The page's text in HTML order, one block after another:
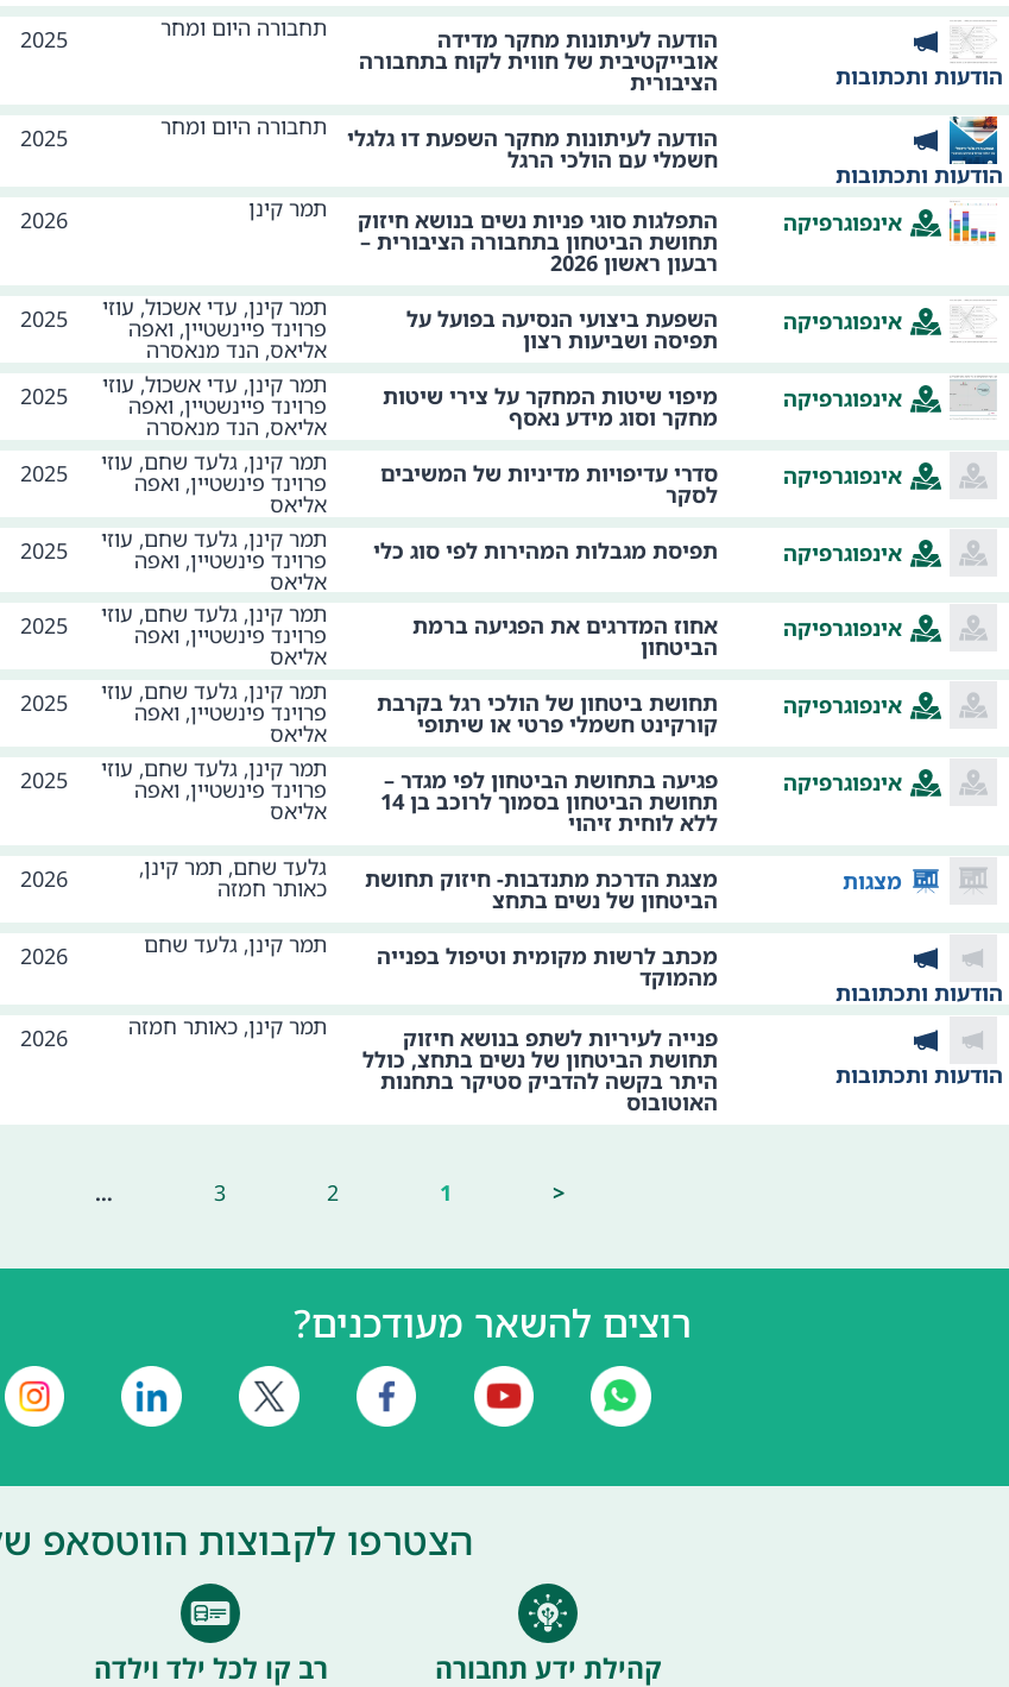
הודעות ותכתובות
הודעה לעיתונות מחקר מדידה
אובייקטיבית של חווית לקוח בתחבורה
הציבורית
תחבורה היום ומחר 2025
הודעות ותכתובות
הודעה לעיתונות מחקר השפעת דו גלגלי
חשמלי עם הולכי הרגל
תחבורה היום ומחר 2025
אינפוגרפיקה התפלגות סוגי פניות נשים בנושא חיזוק
תחושת הביטחון בתחבורה הציבורית –
רבעון ראשון 2026
תמר קינן 2026
אינפוגרפיקה השפעת ביצועי הנסיעה בפועל על
תפיסה ושביעות רצון
תמר קינן, עדי אשכול, עוזי
פרוינד פיינשטיין, ואפה
אליאס, הנד מנאסרה
2025
אינפוגרפיקה
מיפוי שיטות המחקר על צירי שיטות
מחקר וסוג מידע נאסף
תמר קינן, עדי אשכול, עוזי
פרוינד פיינשטיין, ואפה
אליאס, הנד מנאסרה
2025
אינפוגרפיקה
סדרי עדיפויות מדיניות של המשיבים
לסקר
תמר קינן, גלעד שחם, עוזי
פרוינד פינשטיין, ואפה
אליאס
2025
אינפוגרפיקה
תפיסת מגבלות המהירות לפי סוג כלי תמר קינן, גלעד שחם, עוזי
פרוינד פינשטיין, ואפה
אליאס
2025
אינפוגרפיקה
אחוז המדרגים את הפגיעה ברמת
הביטחון
תמר קינן, גלעד שחם, עוזי
פרוינד פינשטיין, ואפה
אליאס
2025
אינפוגרפיקה
תחושת ביטחון של הולכי רגל בקרבת
קורקינט חשמלי פרטי או שיתופי
תמר קינן, גלעד שחם, עוזי
פרוינד פינשטיין, ואפה
אליאס
2025
אינפוגרפיקה
פגיעה בתחושת הביטחון לפי מגדר –
תחושת הביטחון בסמוך לרוכב בן 14
ללא לוחית זיהוי
תמר קינן, גלעד שחם, עוזי
פרוינד פינשטיין, ואפה
אליאס
2025
מצגות מצגת הדרכת מתנדבות- חיזוק תחושת
הביטחון של נשים בתחצ
גלעד שחם, תמר קינן,
כאותר חמזה 2026
הודעות ותכתובות
מכתב לרשות מקומית וטיפול בפנייה
מהמוקד
תמר קינן, גלעד שחם 2026
הודעות ותכתובות
פנייה לעיריות לשתפ בנושא חיזוק
תחושת הביטחון של נשים בתחצ, כולל
היתר בקשה להדביק סטיקר בתחנות
האוטובוס
תמר קינן, כאותר חמזה 2026
<
1
2
3
…
רוצים להשאר מעודכנים?
הצטרפו לקבוצות הווטסאפ
קהילת ידע תחבורה
רב קו לכל ילד וילדה